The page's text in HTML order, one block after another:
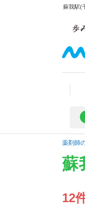
蘇我駅(
薬剤師
蘇
12